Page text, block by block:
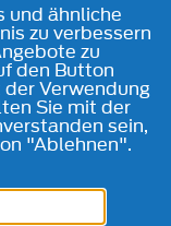
und ähnliche
zu verbessern
zu
den Button
der Verwendung
Sie mit der
sein,
"Ablehnen".